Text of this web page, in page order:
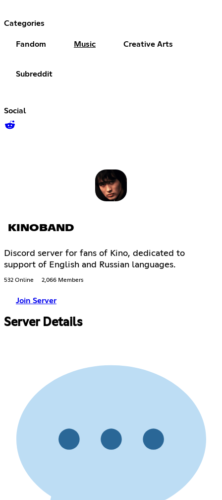
Categories
Fandom Music Creative Arts
Subreddit
Social
KINOBAND
Discord server for fans of Kino, dedicated to
support of English and Russian languages.
532 Online 2,066 Members
Join Server
Server Details